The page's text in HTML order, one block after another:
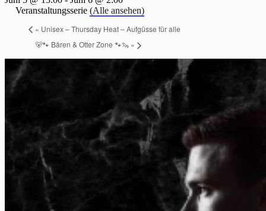
Veranstaltungsserie (Alle ansehen)
« Unisex – Thursday Heat – Aufgüsse für alle
🐻🐾 Bären & Otter Zone 🐾🦦 »